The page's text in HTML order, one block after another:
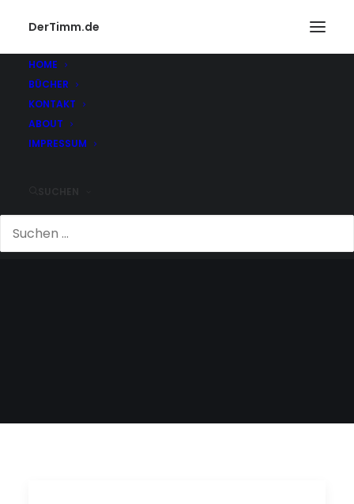
DerTimm.de
HOME
BÜCHER
KONTAKT
ABOUT
IMPRESSUM